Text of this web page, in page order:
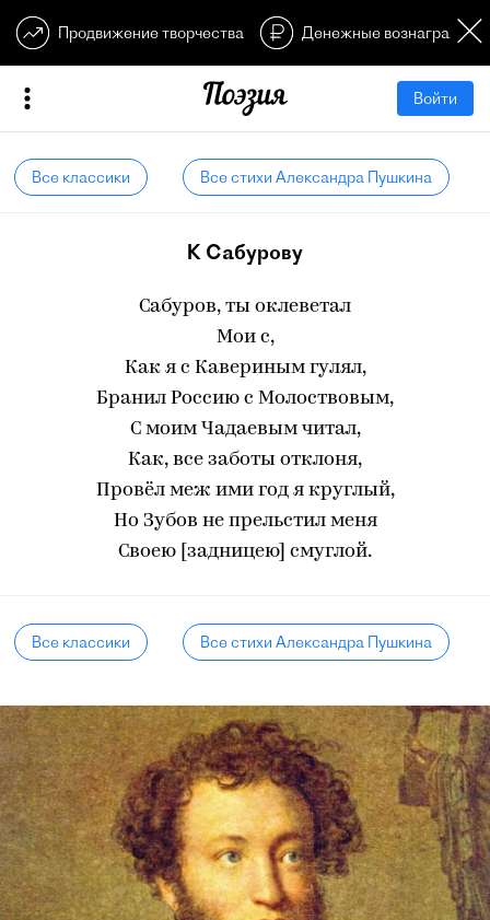
Продвижение творчества Денежные
Войти
Все классики Все стихи Александра Пушкина
К Сабурову
Сабуров, ты оклеветал
Мои с,
Как я с Кавериным гулял,
Бранил Россию с Молоствовым,
С моим Чадаевым читал,
Как, все заботы отклоня,
Провёл меж ими год я круглый,
Но Зубов не прельстил меня
Своею [задницею] смуглой.
Все классики Все стихи Александра Пушкина